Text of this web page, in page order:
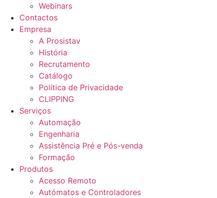
Webinars
Contactos
Empresa
A Prosistav
História
Recrutamento
Catálogo
Política de Privacidade
CLIPPING
Serviços
Automação
Engenharia
Assistência Pré e Pós-venda
Formação
Produtos
Acesso Remoto
Autómatos e Controladores